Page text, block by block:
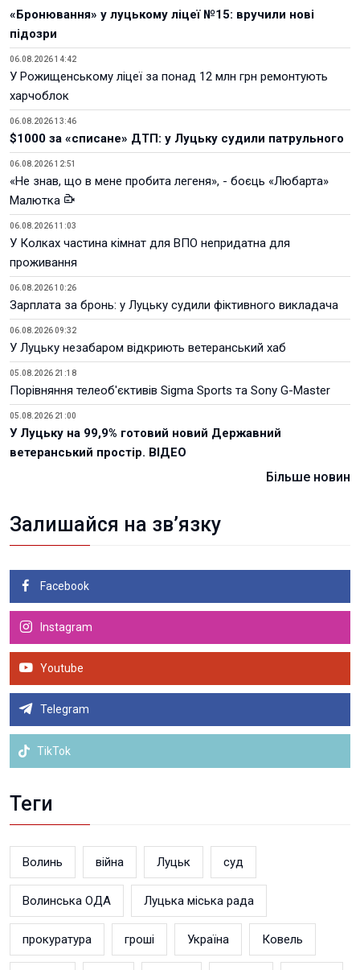
«Бронювання» у луцькому ліцеї №15: вручили нові
підозри
06.08.2026 14:42
У Рожищенському ліцеї за понад 12 млн грн ремонтують
харчоблок
06.08.2026 13:46
$1000 за «списане» ДТП: у Луцьку судили патрульного
06.08.2026 12:51
«Не знав, що в мене пробита легеня», - боєць «Любарта»
Малютка
06.08.2026 11:03
У Колках частина кімнат для ВПО непридатна для
проживання
06.08.2026 10:26
Зарплата за бронь: у Луцьку судили фіктивного викладача
06.08.2026 09:32
У Луцьку незабаром відкриють ветеранський хаб
05.08.2026 21:18
Порівняння телеоб'єктивів Sigma Sports та Sony G-Master
05.08.2026 21:00
У Луцьку на 99,9% готовий новий Державний
ветеранський простір. ВІДЕО
Більше новин
Залишайся на зв’язку
Facebook
Instagram
Youtube
Telegram
TikTok
Теги
Волинь війна Луцьк суд
Волинська ОДА Луцька міська рада
прокуратура гроші Україна Ковель